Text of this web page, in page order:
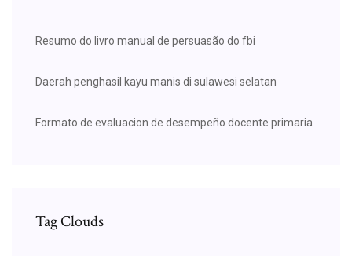
Resumo do livro manual de persuasão do fbi
Daerah penghasil kayu manis di sulawesi selatan
Formato de evaluacion de desempeño docente primaria
Tag Clouds